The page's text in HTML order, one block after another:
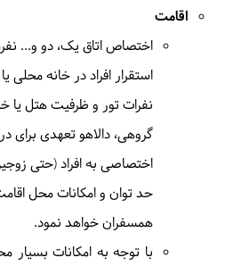
اقامت
اختصاص اتاق یک، دو و...
استقرار افراد در خانه محلی
نفرات تور و ظرفیت هتل یا
گروهی، دالاهو تعهدی برای در
اختصاصی به افراد (حتی
حد توان و امکانات محل
همسفران خواهد نمود.
با توجه به امکانات بسیار